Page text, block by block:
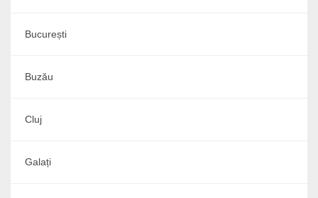
București
Buzău
Cluj
Galați